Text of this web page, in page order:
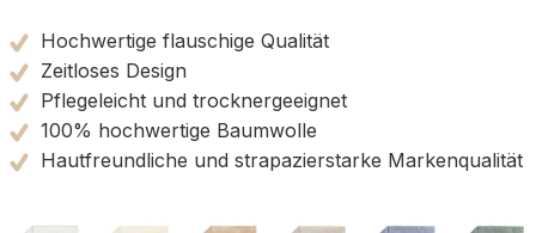
Hochwertige flauschige Qualität
Zeitloses Design
Pflegeleicht und trocknergeeignet
100% hochwertige Baumwolle
Hautfreundliche und strapazierstarke Markenqualität